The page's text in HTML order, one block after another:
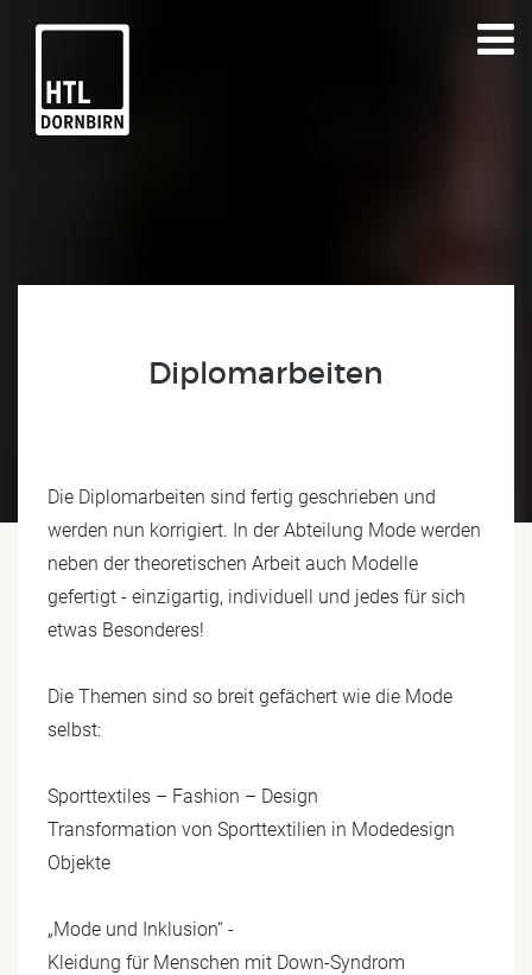
Diplomarbeiten
Die Diplomarbeiten sind fertig geschrieben und
werden nun korrigiert. In der Abteilung Mode werden
neben der theoretischen Arbeit auch Modelle
gefertigt - einzigartig, individuell und jedes für sich
etwas Besonderes!
Die Themen sind so breit gefächert wie die Mode
selbst:
Sporttextiles – Fashion – Design
Transformation von Sporttextilien in Modedesign
Objekte
„Mode und Inklusion“ -
Kleidung für Menschen mit Down-Syndrom